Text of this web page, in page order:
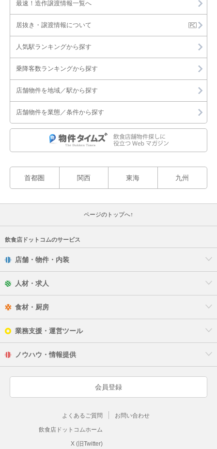
最速！造作譲渡情報一覧へ
居抜き・譲渡情報について
人気駅ランキングから探す
乗降客数ランキングから探す
店舗物件を地域／駅から探す
店舗物件を業態／条件から探す
首都圏 関西 東海 九州
ページのトップへ↑
飲食店ドットコムのサービス
店舗・物件・内装
人材・求人
食材・厨房
業務支援・運営ツール
ノウハウ・情報提供
会員登録
よくあるご質問 お問い合わせ
飲食店ドットコムホーム
X (旧Twitter)